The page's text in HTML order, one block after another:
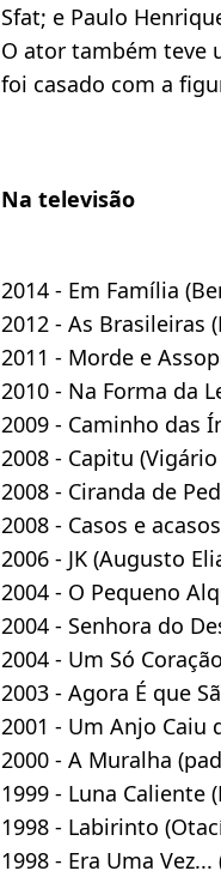
Sfat; e Paulo
O ator também teve
foi casado com a
Na televisão
2014 - Em Família
2012 - As Brasileiras
2011 - Morde e
2010 - Na Forma da
2009 - Caminho das
2008 - Capitu
2008 - Ciranda de
2008 - Casos e
2006 - JK (Augusto
2004 - O Pequeno
2004 - Senhora do
2004 - Um Só
2003 - Agora É que
2001 - Um Anjo Caiu
2000 - A Muralha
1999 - Luna Caliente
1998 - Labirinto
1998 - Era Uma